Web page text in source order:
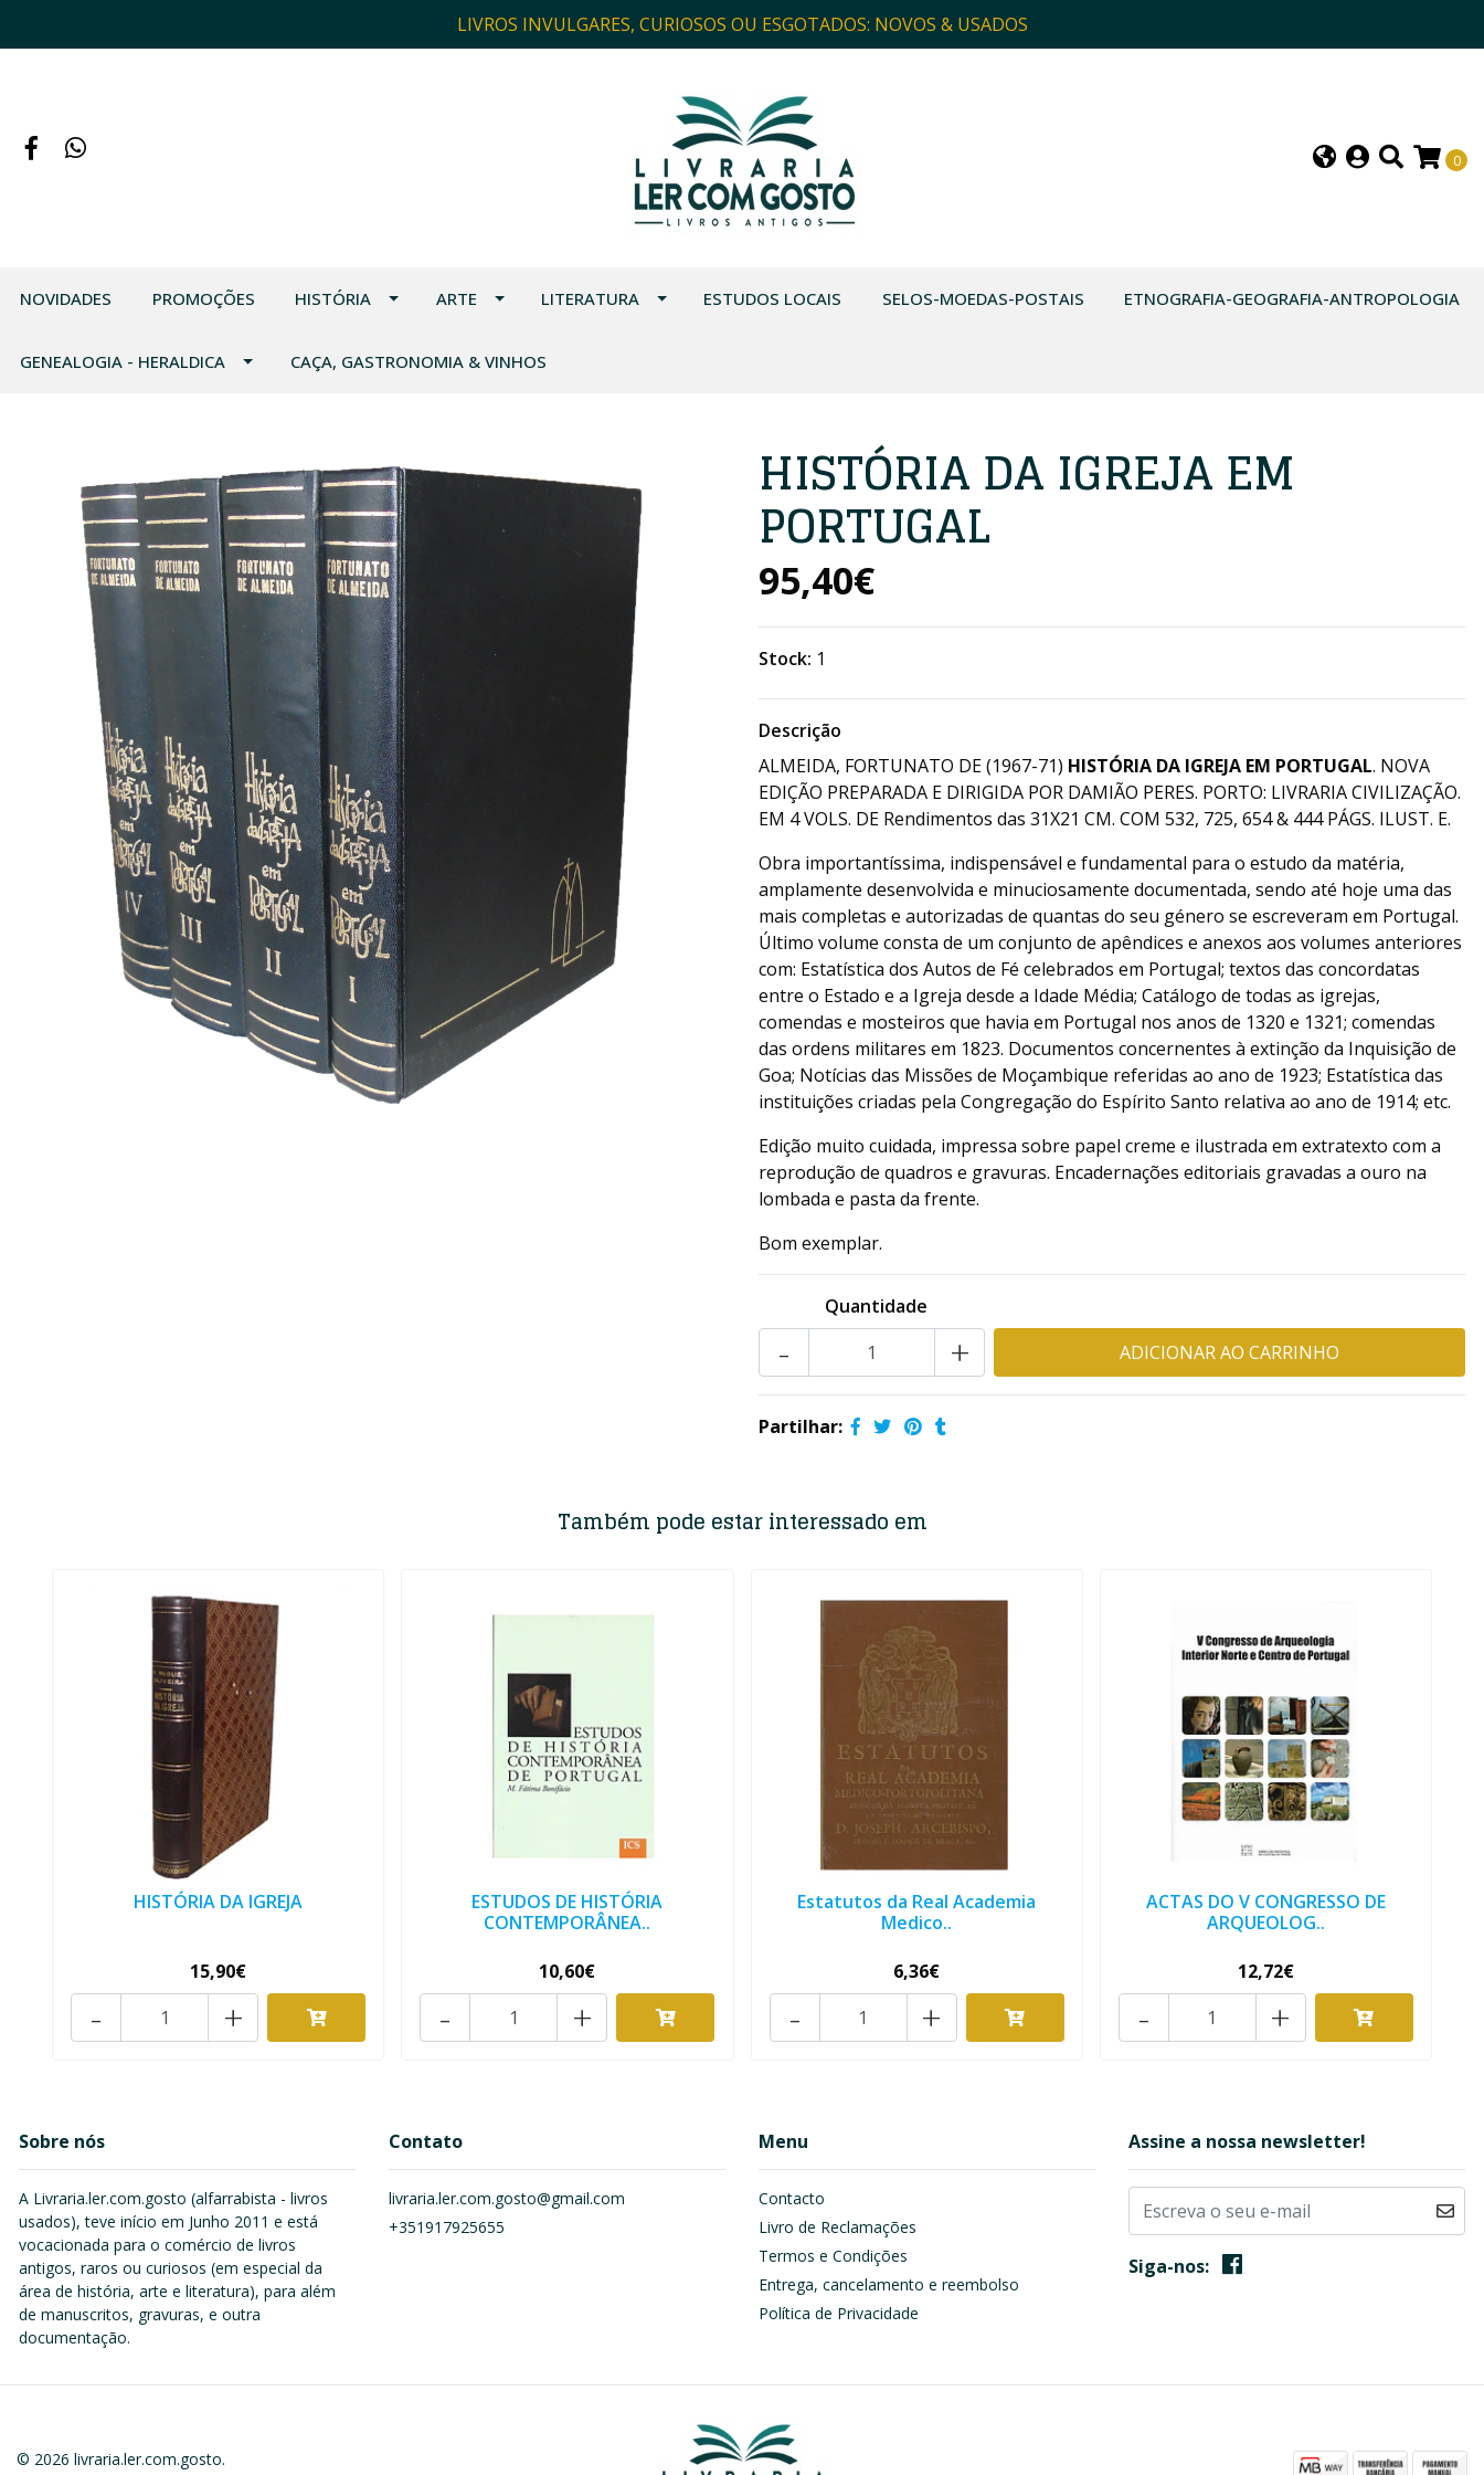
LIVROS INVULGARES, CURIOSOS OU ESGOTADOS: NOVOS & USADOS
0
NOVIDADES PROMOÇÕES HISTÓRIA ARTE LITERATURA ESTUDOS LOCAIS SELOS-MOEDAS-POSTAIS ETNOGRAFIA-GEOGRAFIA-ANTROPOLOGIA
GENEALOGIA - HERALDICA CAÇA, GASTRONOMIA & VINHOS
HISTÓRIA DA IGREJA EM
PORTUGAL
95,40€
Stock: 1
Descrição
ALMEIDA, FORTUNATO DE (1967-71) HISTÓRIA DA IGREJA EM PORTUGAL. NOVA
EDIÇÃO PREPARADA E DIRIGIDA POR DAMIÃO PERES. PORTO: LIVRARIA CIVILIZAÇÃO.
EM 4 VOLS. DE Rendimentos das 31X21 CM. COM 532, 725, 654 & 444 PÁGS. ILUST. E.
Obra importantíssima, indispensável e fundamental para o estudo da matéria,
amplamente desenvolvida e minuciosamente documentada, sendo até hoje uma das
mais completas e autorizadas de quantas do seu género se escreveram em Portugal.
Último volume consta de um conjunto de apêndices e anexos aos volumes anteriores
com: Estatística dos Autos de Fé celebrados em Portugal; textos das concordatas
entre o Estado e a Igreja desde a Idade Média; Catálogo de todas as igrejas,
comendas e mosteiros que havia em Portugal nos anos de 1320 e 1321; comendas
das ordens militares em 1823. Documentos concernentes à extinção da Inquisição de
Goa; Notícias das Missões de Moçambique referidas ao ano de 1923; Estatística das
instituições criadas pela Congregação do Espírito Santo relativa ao ano de 1914; etc.
Edição muito cuidada, impressa sobre papel creme e ilustrada em extratexto com a
reprodução de quadros e gravuras. Encadernações editoriais gravadas a ouro na
lombada e pasta da frente.
Bom exemplar.
Quantidade
+
-
Partilhar:
Também pode estar interessado em
HISTÓRIA DA IGREJA
15,90€
+
-
ESTUDOS DE HISTÓRIA
CONTEMPORÂNEA..
10,60€
+
-
Estatutos da Real Academia
Medico..
6,36€
+
-
ACTAS DO V CONGRESSO DE
ARQUEOLOG..
12,72€
+
-
Sobre nós
A Livraria.ler.com.gosto (alfarrabista - livros
usados), teve início em Junho 2011 e está
vocacionada para o comércio de livros
antigos, raros ou curiosos (em especial da
área de história, arte e literatura), para além
de manuscritos, gravuras, e outra
documentação.
Contato
livraria.ler.com.gosto@gmail.com
+351917925655
Menu
Contacto
Livro de Reclamações
Termos e Condições
Entrega, cancelamento e reembolso
Política de Privacidade
Assine a nossa newsletter!
Siga-nos:
© 2026 livraria.ler.com.gosto.